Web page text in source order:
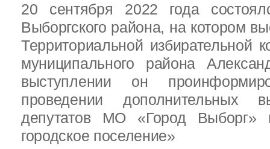
20 сентября 2022 года
Выборгского района, на котором
Территориальной избирательной
муниципального района
выступлении он
проведении дополнительных
депутатов МО «Город
городское поселение»